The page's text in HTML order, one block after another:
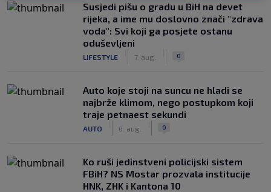
Susjedi pišu o gradu u BiH na devet
rijeka, a ime mu doslovno znači "zdrava
voda": Svi koji ga posjete ostanu
oduševljeni
LIFESTYLE 7. aug. 0
Auto koje stoji na suncu ne hladi se
najbrže klimom, nego postupkom koji
traje petnaest sekundi
AUTO 6. aug. 0
Ko ruši jedinstveni policijski sistem
FBiH? NS Mostar prozvala institucije
HNK, ZHK i Kantona 10